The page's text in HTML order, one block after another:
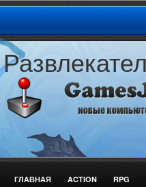
ГЛАВНАЯ ACTION RPG